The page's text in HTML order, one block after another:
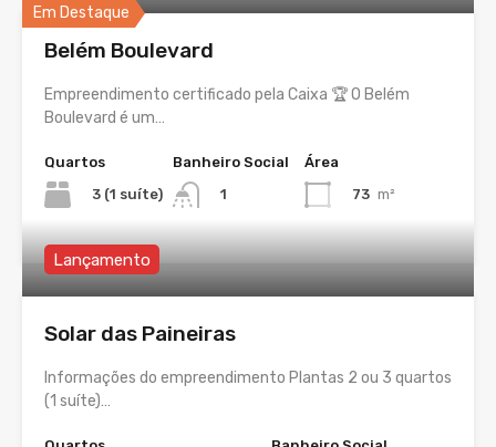
Em Destaque
Belém Boulevard
Empreendimento certificado pela Caixa 🏆 O Belém
Boulevard é um…
Quartos
3 (1 suíte)
Banheiro Social
1
Área
73 m²
Lançamento
Solar das Paineiras
Informações do empreendimento Plantas 2 ou 3 quartos
(1 suíte)…